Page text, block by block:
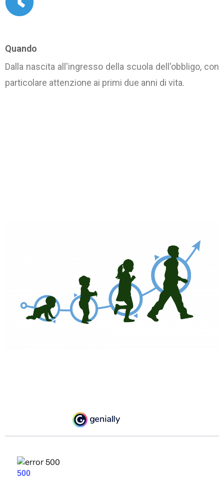
Quando
Dalla nascita all'ingresso della scuola dell'obbligo, con
particolare attenzione ai primi due anni di vita.